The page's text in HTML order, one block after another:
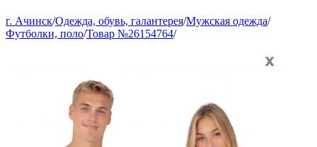
г. Ачинск/Одежда, обувь, галантерея/Мужская одежда/
Футболки, поло/Товар №26154764/